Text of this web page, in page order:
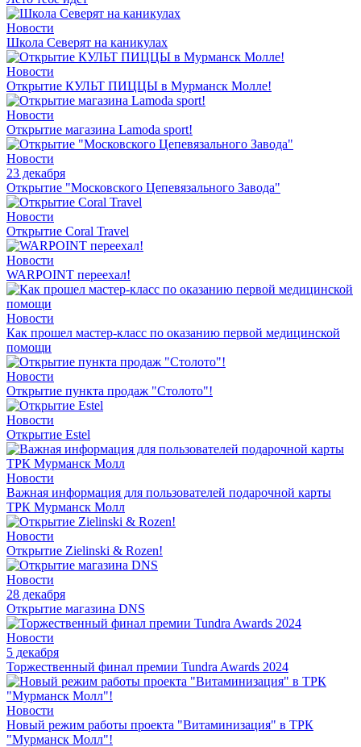
Новости
Школа Северят на каникулах
Новости
Открытие КУЛЬТ ПИЦЦЫ в Мурманск Молле!
Новости
Открытие магазина Lamoda sport!
Новости
23 декабря
Открытие "Московского Цепевязального Завода"
Новости
Открытие Coral Travel
Новости
WARPOINT переехал!
Новости
Как прошел мастер-класс по оказанию первой медицинской
помощи
Новости
Открытие пункта продаж "Столото"!
Новости
Открытие Estel
Новости
Важная информация для пользователей подарочной карты
ТРК Мурманск Молл
Новости
Открытие Zielinski & Rozen!
Новости
28 декабря
Открытие магазина DNS
Новости
5 декабря
Торжественный финал премии Tundra Awards 2024
Новости
Новый режим работы проекта "Витаминизация" в ТРК
"Мурманск Молл"!